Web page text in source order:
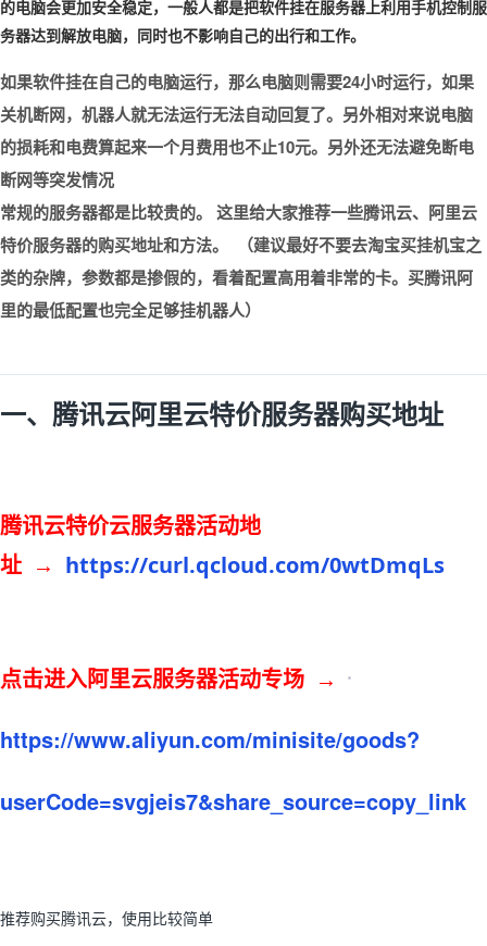
的电脑会更加安全稳定，一般人都是把软件挂在服务器上利用手机控制服
务器达到解放电脑，同时也不影响自己的出行和工作。
如果软件挂在自己的电脑运行，那么电脑则需要24小时运行，如果
关机断网，机器人就无法运行无法自动回复了。另外相对来说电脑
的损耗和电费算起来一个月费用也不止10元。另外还无法避免断电
断网等突发情况
常规的服务器都是比较贵的。 这里给大家推荐一些腾讯云、阿里云
特价服务器的购买地址和方法。 （建议最好不要去淘宝买挂机宝之
类的杂牌，参数都是掺假的，看着配置高用着非常的卡。买腾讯阿
里的最低配置也完全足够挂机器人）
一、腾讯云阿里云特价服务器购买地址
腾讯云特价云服务器活动地
址 → https://curl.qcloud.com/0wtDmqLs
点击进入阿里云服务器活动专场 →
https://www.aliyun.com/minisite/goods?
userCode=svgjeis7&share_source=copy_link
推荐购买腾讯云，使用比较简单